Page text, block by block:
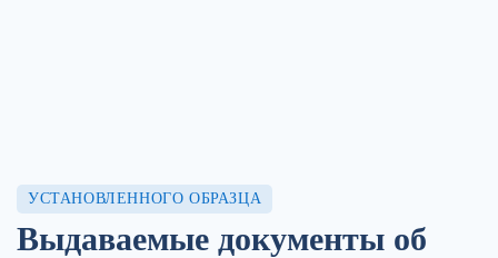
УСТАНОВЛЕННОГО ОБРАЗЦА
Выдаваемые документы об